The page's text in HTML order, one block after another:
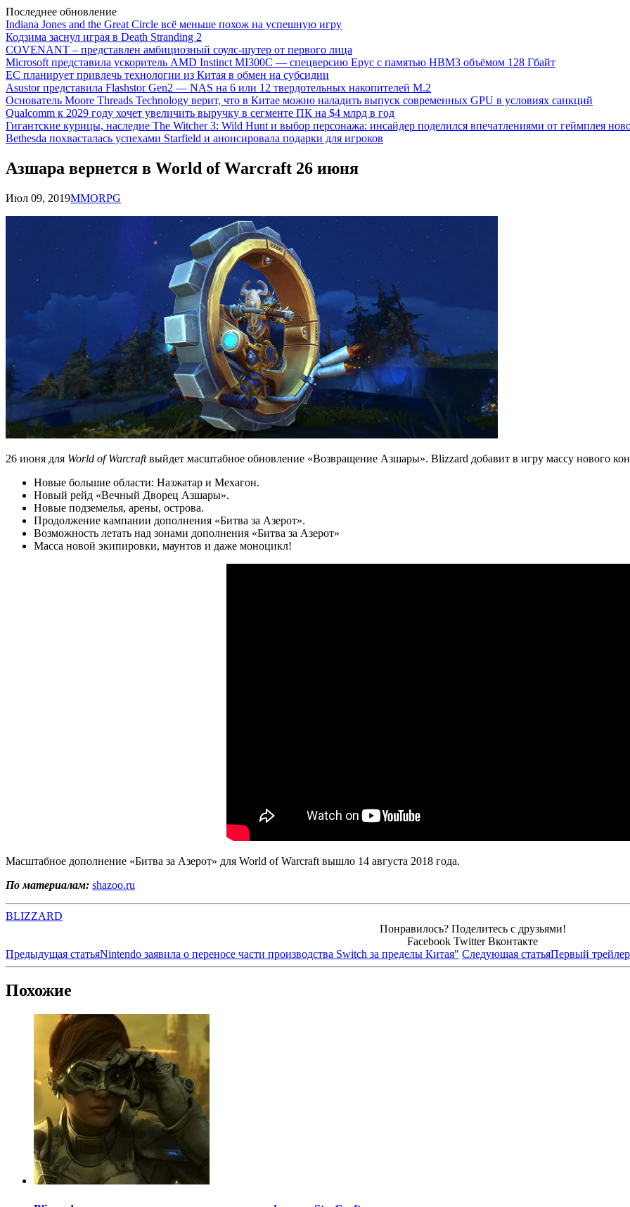
Последнее обновление
Indiana Jones and the Great Circle всё меньше похож на успешную игру
Кодзима заснул играя в Death Stranding 2
COVENANT – представлен амбициозный соулс-шутер от первого лица
Microsoft представила ускоритель AMD Instinct MI300C — спецверсию Epyc с памятью HBM3 объёмом 128 Гбайт
ЕС планирует привлечь технологии из Китая в обмен на субсидии
Asustor представила Flashstor Gen2 — NAS на 6 или 12 твердотельных накопителей M.2
Основатель Moore Threads Technology верит, что в Китае можно наладить выпуск современных GPU в условиях санкций
Qualcomm к 2029 году хочет увеличить выручку в сегменте ПК на $4 млрд в год
Гигантские курицы, наследие The Witcher 3: Wild Hunt и выбор персонажа: инсайдер поделился впечатлениями от геймплея
Bethesda похвасталась успехами Starfield и анонсировала подарки для игроков
Азшара вернется в World of Warcraft 26 июня
Июл 09, 2019MMORPG
26 июня для World of Warcraftвыйдет масштабное обновление «Возвращение Азшары». Blizzard добавит в игру массу нового
Новые большие области: Назжатар и Мехагон.
Новый рейд «Вечный Дворец Азшары».
Новые подземелья, арены, острова.
Продолжение кампании дополнения «Битва за Азерот».
Возможность летать над зонами дополнения «Битва за Азерот»
Масса новой экипировки, маунтов и даже моноцикл!
Масштабное дополнение «Битва за Азерот» для World of Warcraft вышло 14 августа 2018 года.
По материалам: shazoo.ru
BLIZZARD
Понравилось? Поделитесь с друзьями!
Facebook Twitter Вконтакте
Предыдущая статьяNintendo заявила о переносе части производства Switch за пределы Китая" Следующая статьяПервый
Похожие